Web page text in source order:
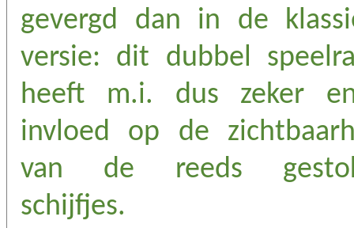
gevergd dan in de
versie: dit dubbel
heeft m.i. dus zeker
invloed op de
van de reeds
schijfjes.